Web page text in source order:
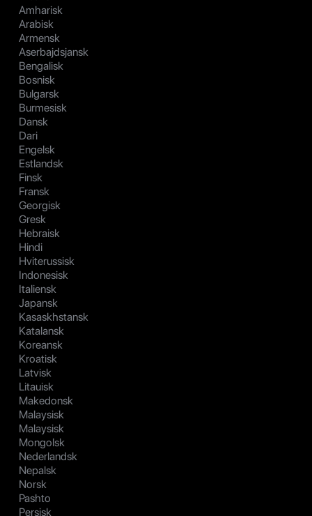
Amharisk
Arabisk
Armensk
Aserbajdsjansk
Bengalisk
Bosnisk
Bulgarsk
Burmesisk
Dansk
Dari
Engelsk
Estlandsk
Finsk
Fransk
Georgisk
Gresk
Hebraisk
Hindi
Hviterussisk
Indonesisk
Italiensk
Japansk
Kasaskhstansk
Katalansk
Koreansk
Kroatisk
Latvisk
Litauisk
Makedonsk
Malaysisk
Malaysisk
Mongolsk
Nederlandsk
Nepalsk
Norsk
Pashto
Persisk